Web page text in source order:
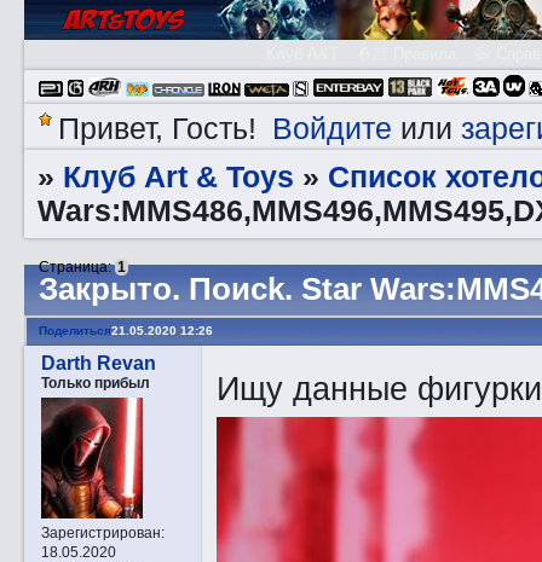
Привет, Гость! Войдите или
» Клуб Art & Toys » Список
Закрытo. Пoиck. Star
Страница:1
Поделиться21.05.2020 12:26
Darth Revan
Только прибыл
Зарегистрирован:
18.05.2020
Ищу данные